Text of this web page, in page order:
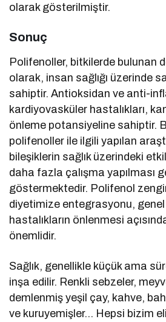
olarak gösterilmiştir.
Sonuç
Polifenoller, bitkilerde bulunan
olarak, insan sağlığı üzerinde
sahiptir. Antioksidan ve anti-
kardiyovasküler hastalıkları,
önleme potansiyeline sahiptir.
polifenoller ile ilgili yapılan
bileşiklerin sağlık üzerindeki
daha fazla çalışma yapılması
göstermektedir. Polifenol
diyetimize entegrasyonu, genel
hastalıkların önlenmesi
önemlidir.
Sağlık, genellikle küçük ama
inşa edilir. Renkli sebzeler,
demlenmiş yeşil çay, kahve,
ve kuruyemişler… Hepsi bizim